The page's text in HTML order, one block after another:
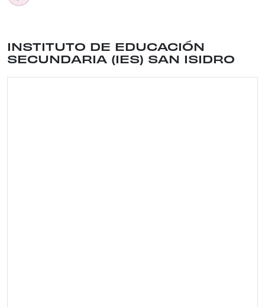
INSTITUTO DE EDUCACIÓN
SECUNDARIA (IES) SAN ISIDRO
Ubicación del lugar: CALLE TOLEDO , 39 .